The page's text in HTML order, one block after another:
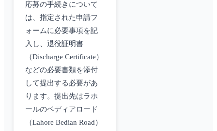
応募の手続きについて
は、指定された申請フ
ォームに必要事項を記
入し、退役証明書
（Discharge Certificate）
などの必要書類を添付
して提出する必要があ
ります。提出先はラホ
ールのベディアロード
（Lahore Bedian Road）